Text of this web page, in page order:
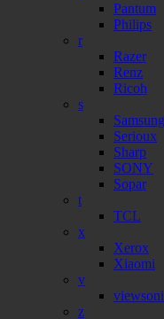
Pantum
Philips
r
Razer
Renz
Ricoh
s
Samsung
Serioux
Sharp
SONY
Sopar
t
TCL
x
Xerox
Xiaomi
v
z